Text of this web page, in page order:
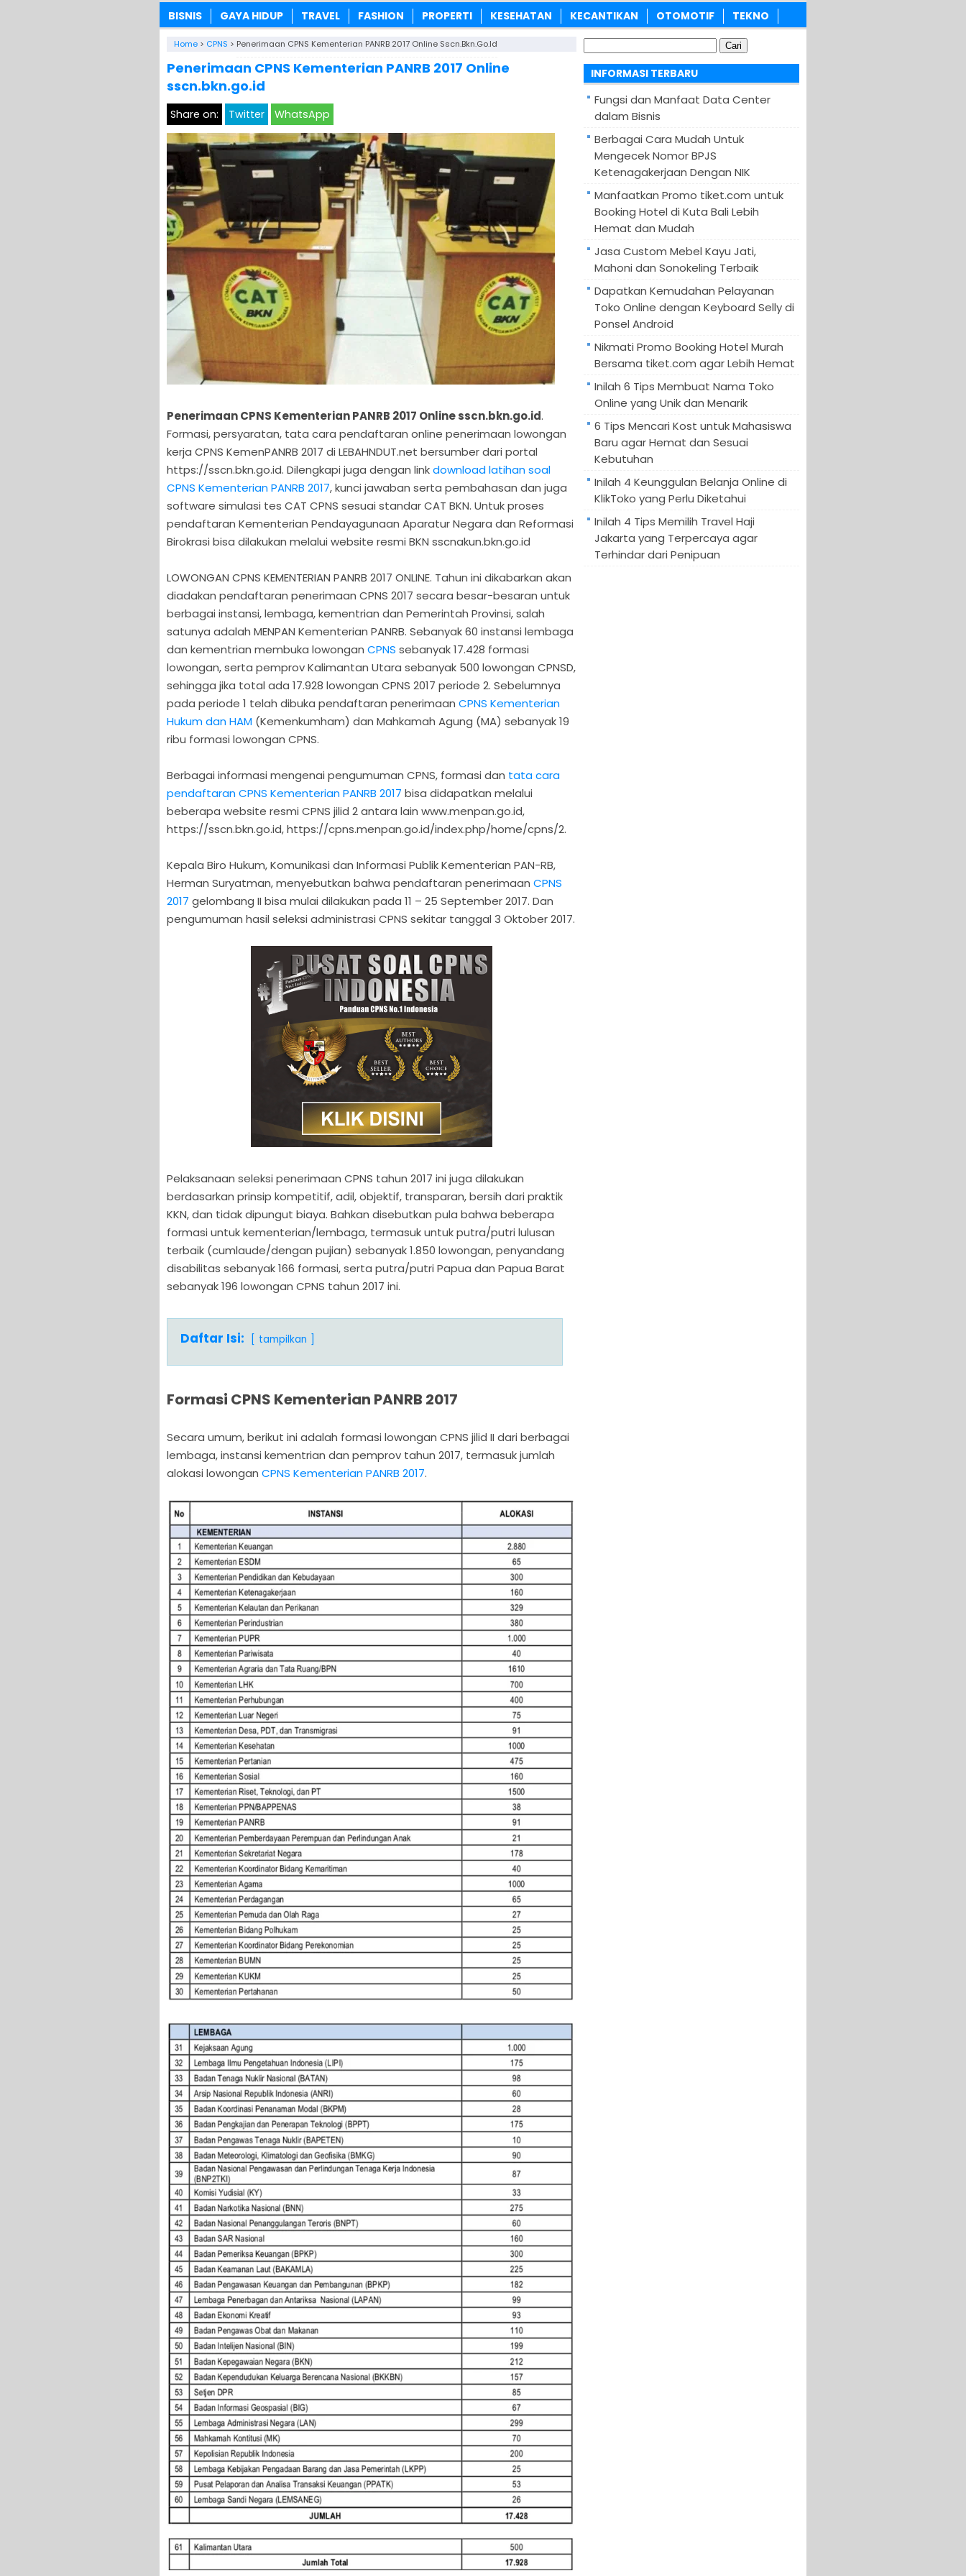
BISNIS GAYA HIDUP TRAVEL FASHION PROPERTI KESEHATAN KECANTIKAN OTOMOTIF TEKNO
Home > CPNS > Penerimaan CPNS Kementerian PANRB 2017 Online Sscn.bkn.go.id
Penerimaan CPNS Kementerian PANRB 2017 Online
sscn.bkn.go.id
Share on: Twitter WhatsApp
Penerimaan CPNS Kementerian PANRB 2017 Online sscn.bkn.go.id.
Formasi, persyaratan, tata cara pendaftaran online penerimaan lowongan
kerja CPNS KemenPANRB 2017 di LEBAHNDUT.net bersumber dari portal
https://sscn.bkn.go.id. Dilengkapi juga dengan linkdownload latihan soal
CPNS Kementerian PANRB 2017, kunci jawaban serta pembahasan dan juga
software simulasi tes CAT CPNS sesuai standar CAT BKN. Untuk proses
pendaftaran Kementerian Pendayagunaan Aparatur Negara dan Reformasi
Birokrasi bisa dilakukan melalui website resmi BKN sscnakun.bkn.go.id
LOWONGAN CPNS KEMENTERIAN PANRB 2017 ONLINE. Tahun ini dikabarkan akan
diadakan pendaftaran penerimaan CPNS 2017 secara besar-besaran untuk
berbagai instansi, lembaga, kementrian dan Pemerintah Provinsi, salah
satunya adalah MENPAN Kementerian PANRB. Sebanyak 60 instansi lembaga
dan kementrian membuka lowongan CPNS sebanyak 17.428 formasi
lowongan, serta pemprov Kalimantan Utara sebanyak 500 lowongan CPNSD,
sehingga jika total ada 17.928 lowongan CPNS 2017 periode 2. Sebelumnya
pada periode 1 telah dibuka pendaftaran penerimaan CPNS Kementerian
Hukum dan HAM (Kemenkumham) dan Mahkamah Agung (MA) sebanyak 19
ribu formasi lowongan CPNS.
Berbagai informasi mengenai pengumuman CPNS, formasi dan tata cara
pendaftaran CPNS Kementerian PANRB 2017 bisa didapatkan melalui
beberapa website resmi CPNS jilid 2 antara lain www.menpan.go.id,
https://sscn.bkn.go.id, https://cpns.menpan.go.id/index.php/home/cpns/2.
Kepala Biro Hukum, Komunikasi dan Informasi Publik Kementerian PAN-RB,
Herman Suryatman, menyebutkan bahwa pendaftaran penerimaan CPNS
2017 gelombang II bisa mulai dilakukan pada 11 – 25 September 2017. Dan
pengumuman hasil seleksi administrasi CPNS sekitar tanggal 3 Oktober 2017.
Pelaksanaan seleksi penerimaan CPNS tahun 2017 ini juga dilakukan
berdasarkan prinsip kompetitif, adil, objektif, transparan, bersih dari praktik
KKN, dan tidak dipungut biaya. Bahkan disebutkan pula bahwa beberapa
formasi untuk kementerian/lembaga, termasuk untuk putra/putri lulusan
terbaik (cumlaude/dengan pujian) sebanyak 1.850 lowongan, penyandang
disabilitas sebanyak 166 formasi, serta putra/putri Papua dan Papua Barat
sebanyak 196 lowongan CPNS tahun 2017 ini.
Daftar Isi: tampilkan
Formasi CPNS Kementerian PANRB 2017
Secara umum, berikut ini adalah formasi lowongan CPNS jilid II dari berbagai
lembaga, instansi kementrian dan pemprov tahun 2017, termasuk jumlah
alokasi lowongan CPNS Kementerian PANRB 2017.
untuk:
INFORMASI TERBARU
Fungsi dan Manfaat Data Center
dalam Bisnis
Berbagai Cara Mudah Untuk
Mengecek Nomor BPJS
Ketenagakerjaan Dengan NIK
Manfaatkan Promo tiket.com untuk
Booking Hotel di Kuta Bali Lebih
Hemat dan Mudah
Jasa Custom Mebel Kayu Jati,
Mahoni dan Sonokeling Terbaik
Dapatkan Kemudahan Pelayanan
Toko Online dengan Keyboard Selly di
Ponsel Android
Nikmati Promo Booking Hotel Murah
Bersama tiket.com agar Lebih Hemat
Inilah 6 Tips Membuat Nama Toko
Online yang Unik dan Menarik
6 Tips Mencari Kost untuk Mahasiswa
Baru agar Hemat dan Sesuai
Kebutuhan
Inilah 4 Keunggulan Belanja Online di
KlikToko yang Perlu Diketahui
Inilah 4 Tips Memilih Travel Haji
Jakarta yang Terpercaya agar
Terhindar dari Penipuan